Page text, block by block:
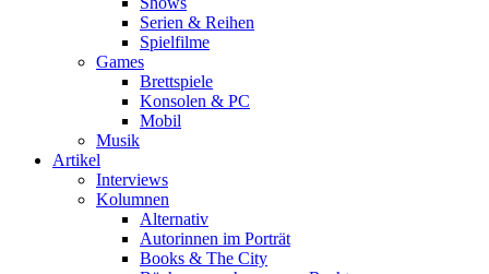
Serien & Reihen
Spielfilme
Games
Brettspiele
Konsolen & PC
Mobil
Musik
Artikel
Interviews
Kolumnen
Alternativ
Autorinnen im Porträt
Books & The City